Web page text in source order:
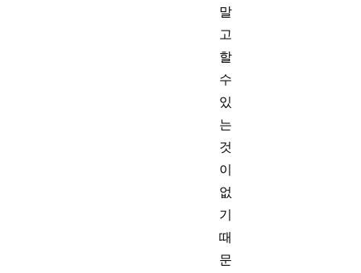
말
고
할
수
있
는
것
이
없
기
때
문